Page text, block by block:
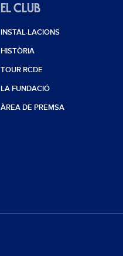
EL CLUB
INSTAL·LACIONS
HISTÒRIA
TOUR RCDE
LA FUNDACIÓ
ÀREA DE PREMSA